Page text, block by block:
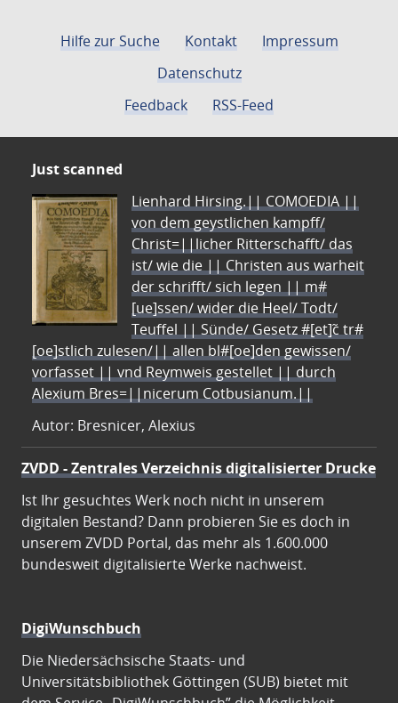
Hilfe zur Suche Kontakt
Impressum
Datenschutz
Feedback
RSS-Feed
Just scanned
Lienhard Hirsing.|| COMOEDIA ||
von dem geystlichen kampff/
Christ=||licher Ritterschafft/ das
ist/ wie die || Christen aus warheit
der schrifft/ sich legen || m#
[ue]ssen/ wider die Heel/ Todt/
Teuffel || Sünde/ Gesetz #[et]c̃ tr#
[oe]stlich zulesen/|| allen bl#[oe]den gewissen/
vorfasset || vnd Reymweis gestellet || durch
Alexium Bres=||nicerum Cotbusianum.||
Autor: Bresnicer, Alexius
ZVDD - Zentrales Verzeichnis digitalisierter Drucke
Ist Ihr gesuchtes Werk noch nicht in unserem
digitalen Bestand? Dann probieren Sie es doch in
unserem ZVDD Portal, das mehr als 1.600.000
bundesweit digitalisierte Werke nachweist.
DigiWunschbuch
Die Niedersächsische Staats- und
Universitätsbibliothek Göttingen (SUB) bietet mit